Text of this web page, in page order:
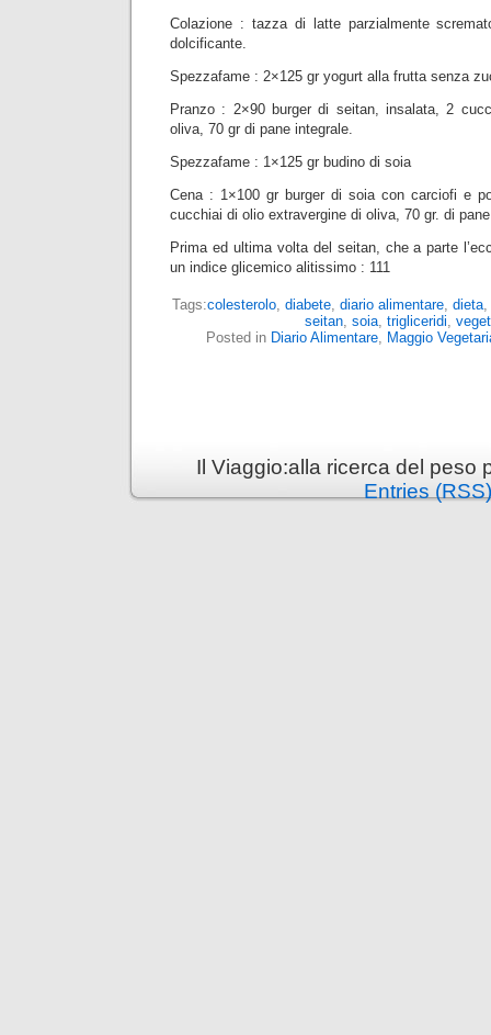
Colazione : tazza di latte parzialmente
dolcificante.
Spezzafame : 2×125 gr yogurt alla frutta senza
Pranzo : 2×90 burger di seitan, insalata, 2
oliva, 70 gr di pane integrale.
Spezzafame : 1×125 gr budino di soia
Cena : 1×100 gr burger di soia con carciofi e
cucchiai di olio extravergine di oliva, 70 gr. di
Prima ed ultima volta del seitan, che a parte
un indice glicemico alitissimo : 111
Tags:colesterolo, diabete, diario alimentare, dieta,
seitan, soia, trigliceridi,
Posted in Diario Alimentare, Maggio
Il Viaggio:alla ricerca del
Entries (RSS)